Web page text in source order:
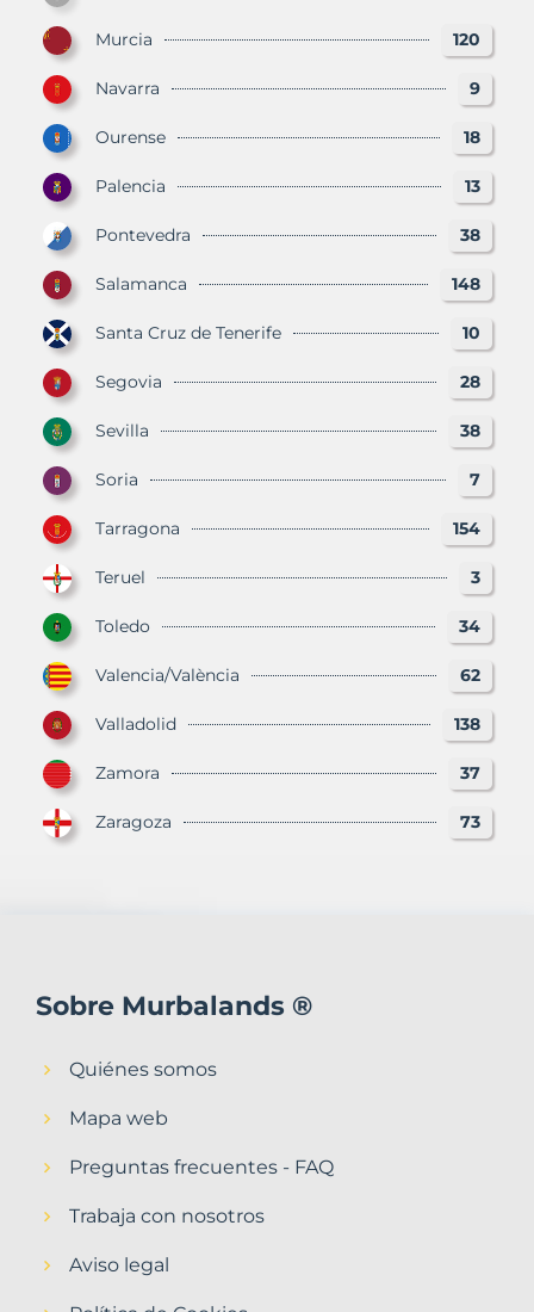
Murcia 120
Navarra 9
Ourense 18
Palencia 13
Pontevedra 38
Salamanca 148
Santa Cruz de Tenerife 10
Segovia 28
Sevilla 38
Soria 7
Tarragona 154
Teruel 3
Toledo 34
Valencia/València 62
Valladolid 138
Zamora 37
Zaragoza 73
Sobre Murbalands ®
Quiénes somos
Mapa web
Preguntas frecuentes - FAQ
Trabaja con nosotros
Aviso legal